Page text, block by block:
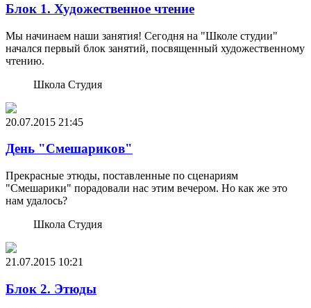
Блок 1. Художественное чтение
Мы начинаем наши занятия! Сегодня на "Школе студии"
начался первый блок занятий, посвященный художественному
чтению.
Школа Студия
20.07.2015 21:45
День "Смешариков"
Прекрасные этюды, поставленные по сценариям
"Смешарики" порадовали нас этим вечером. Но как же это
нам удалось?
Школа Студия
21.07.2015 10:21
Блок 2. Этюды